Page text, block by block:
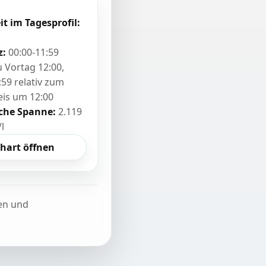
im Tagesprofil:
00:00-11:59
Vortag 12:00,
relativ zum
um 12:00
Spanne: 2.119
öffnen
und